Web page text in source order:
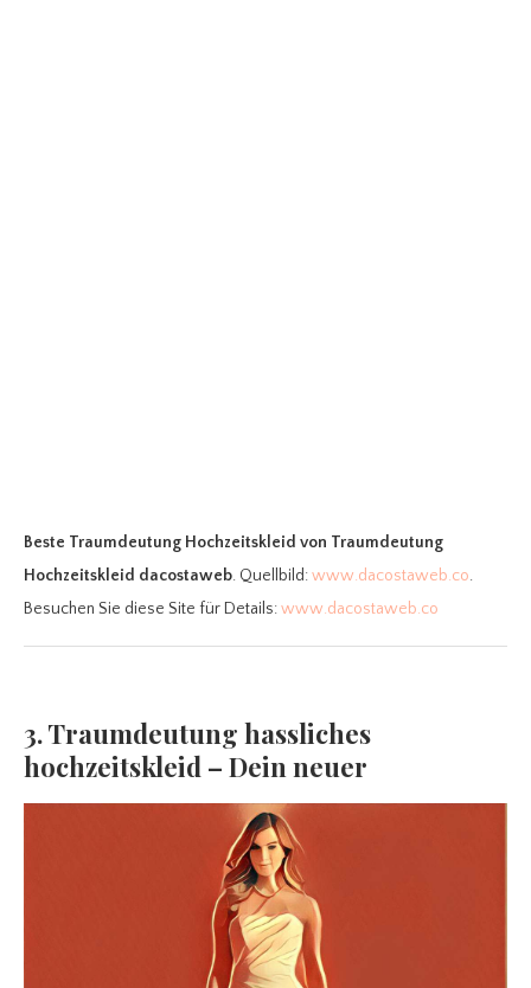
Beste Traumdeutung Hochzeitskleid von Traumdeutung
Hochzeitskleid dacostaweb. Quellbild:www.dacostaweb.co.
Besuchen Sie diese Site für Details:www.dacostaweb.co
3. Traumdeutung hassliches
hochzeitskleid – Dein neuer